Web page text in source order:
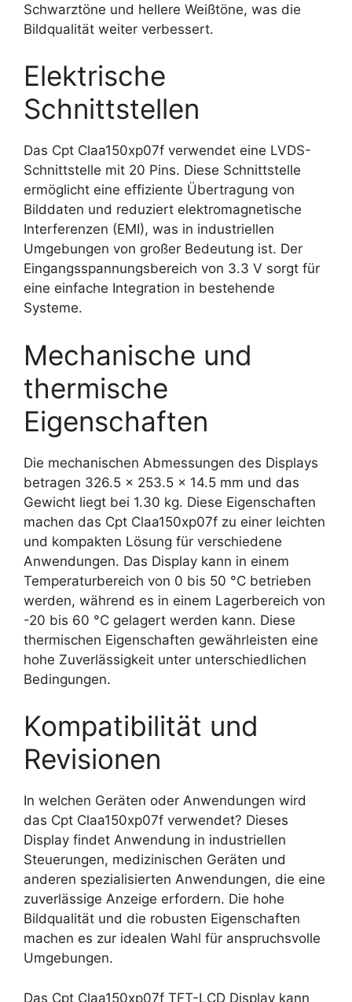
Schwarztöne und hellere Weißtöne, was die
Bildqualität weiter verbessert.
Elektrische
Schnittstellen
Das Cpt Claa150xp07f verwendet eine LVDS-
Schnittstelle mit 20 Pins. Diese Schnittstelle
ermöglicht eine effiziente Übertragung von
Bilddaten und reduziert elektromagnetische
Interferenzen (EMI), was in industriellen
Umgebungen von großer Bedeutung ist. Der
Eingangsspannungsbereich von 3.3 V sorgt für
eine einfache Integration in bestehende
Systeme.
Mechanische und
thermische
Eigenschaften
Die mechanischen Abmessungen des Displays
betragen 326.5 x 253.5 x 14.5 mm und das
Gewicht liegt bei 1.30 kg. Diese Eigenschaften
machen das Cpt Claa150xp07f zu einer leichten
und kompakten Lösung für verschiedene
Anwendungen. Das Display kann in einem
Temperaturbereich von 0 bis 50 °C betrieben
werden, während es in einem Lagerbereich von
-20 bis 60 °C gelagert werden kann. Diese
thermischen Eigenschaften gewährleisten eine
hohe Zuverlässigkeit unter unterschiedlichen
Bedingungen.
Kompatibilität und
Revisionen
In welchen Geräten oder Anwendungen wird
das Cpt Claa150xp07f verwendet? Dieses
Display findet Anwendung in industriellen
Steuerungen, medizinischen Geräten und
anderen spezialisierten Anwendungen, die eine
zuverlässige Anzeige erfordern. Die hohe
Bildqualität und die robusten Eigenschaften
machen es zur idealen Wahl für anspruchsvolle
Umgebungen.
Das Cpt Claa150xp07f TFT-LCD Display kann